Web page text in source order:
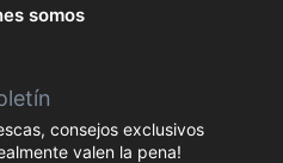
somos
consejos exclusivos
valen la pena!